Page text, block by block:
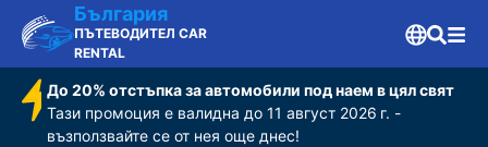
България
ПЪТЕВОДИТЕЛ CAR
RENTAL
До 20% отстъпка за автомобили под наем в цял свят
Тази промоция е валидна до 11 август 2026 г. -
възползвайте се от нея още днес!